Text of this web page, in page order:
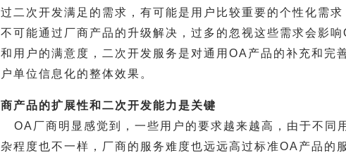
二次开发满足的需求，有可能是用户比较重要的个性化需求
可能通过厂商产品的升级解决，过多的忽视这些需求会影
用户的满意度，二次开发服务是对通用OA产品的补充和完
单位信息化的整体效果。
产品的扩展性和二次开发能力是关键
OA厂商明显感觉到，一些用户的要求越来越高，由于不同
程度也不一样，厂商的服务难度也远远高过标准OA产品的